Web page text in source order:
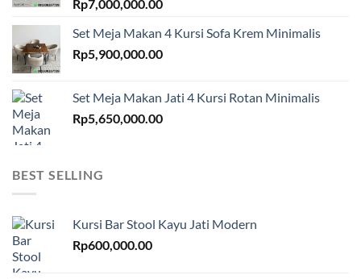
Rp7,000,000.00
Set Meja Makan 4 Kursi Sofa Krem Minimalis
Rp5,900,000.00
Set Meja Makan Jati 4 Kursi Rotan Minimalis
Rp5,650,000.00
BEST SELLING
Kursi Bar Stool Kayu Jati Modern
Rp600,000.00